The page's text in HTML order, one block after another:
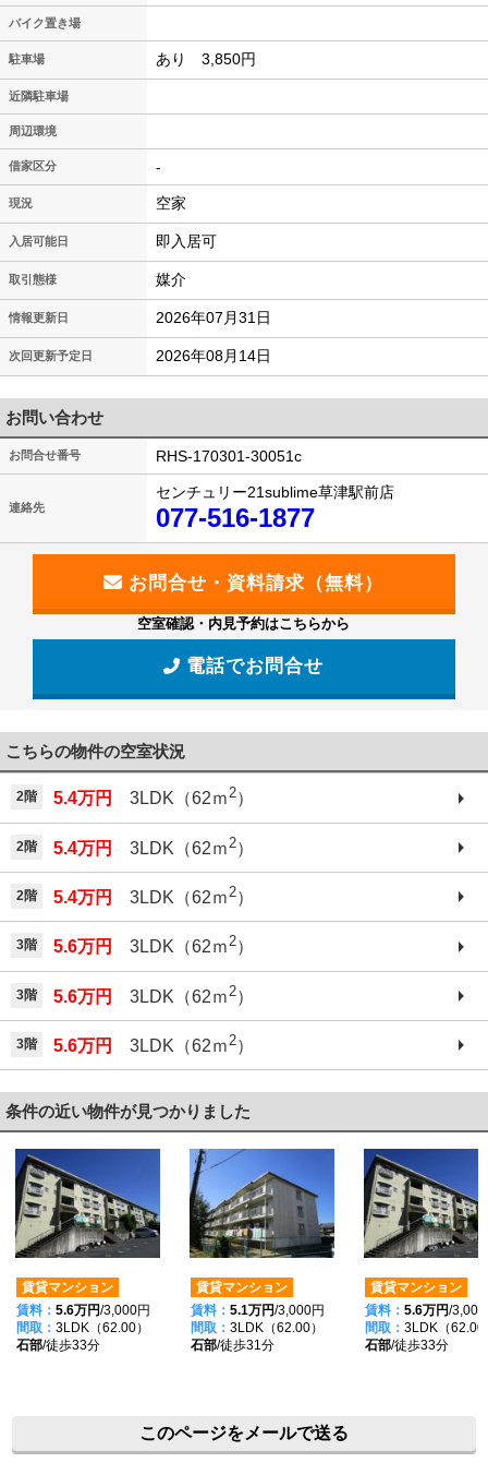
バイク置き場
駐車場 あり 3,850円
近隣駐車場
周辺環境
借家区分 -
現況 空家
入居可能日 即入居可
取引態様 媒介
情報更新日 2026年07月31日
次回更新予定日 2026年08月14日
お問い合わせ
お問合せ番号 RHS-170301-30051c
連絡先
センチュリー21sublime草津駅前店
077-516-1877
空室確認・内見予約はこちらから
電話でお問合せ
こちらの物件の空室状況
2階 5.4万円 3LDK（62ｍ2）
2階 5.4万円 3LDK（62ｍ 2）
2階 5.4万円 3LDK（62ｍ 2）
3階 5.6万円 3LDK（62ｍ2）
3階 5.6万円 3LDK（62ｍ 2）
3階 5.6万円 3LDK（62ｍ 2）
条件の近い物件が見つかりました
賃貸マンション
賃料： 5.6万円/3,000円
間取： 3LDK（62.00）
石部/徒歩33分
賃貸マンション
賃料： 5.1万円/3,000円
間取： 3LDK（62.00）
石部/徒歩31分
賃貸マンション
賃料： 5.6万円/3,000
間取： 3LDK（62.00
石部/徒歩33分
このページをメールで送る